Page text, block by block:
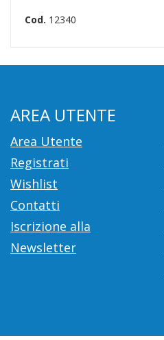
Cod. 12340
AREA UTENTE
Area Utente
Registrati
Wishlist
Contatti
Iscrizione alla
Newsletter